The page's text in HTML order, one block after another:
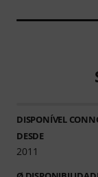
DISPONÍVEL
DESDE
2011